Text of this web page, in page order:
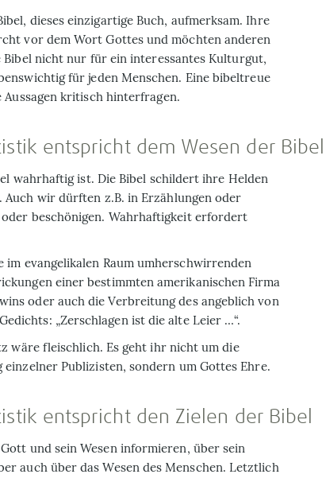
dieses einzigartige Buch, aufmerksam. Ihre
vor dem Wort Gottes und möchten anderen
Bibel nicht nur für ein interessantes Kulturgut,
für jeden Menschen. Eine bibeltreue
kritisch hinterfragen.
entspricht dem Wesen der Bibel
wahrhaftig ist. Die Bibel schildert ihre Helden
Auch wir dürften z.B. in Erzählungen oder
beschönigen. Wahrhaftigkeit erfordert
im evangelikalen Raum umherschwirrenden
einer bestimmten amerikanischen Firma
oder auch die Verbreitung des angeblich von
„Zerschlagen ist die alte Leier …“.
wäre fleischlich. Es geht ihr nicht um die
Publizisten, sondern um Gottes Ehre.
entspricht den Zielen der Bibel
und sein Wesen informieren, über sein
auch über das Wesen des Menschen. Letztlich